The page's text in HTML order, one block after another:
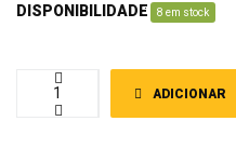
ADICIONAR
DISPONIBILIDADE: 8 em stock